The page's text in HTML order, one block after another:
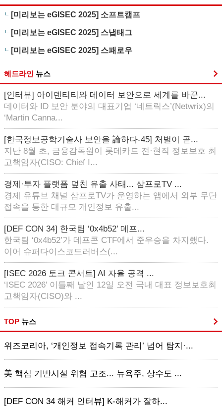
[미리보는 eGISEC 2025] 소프트캠프
[미리보는 eGISEC 2025] 스냅태그
[미리보는 eGISEC 2025] 스패로우
헤드라인 뉴스
[인터뷰] 아이덴티티와 데이터 보안으로 세계를 바꾼...
데이터와 ID 보안 분야의 대표기업 ‘네트릭스’(Netwrix)의
‘Martin Canna...
[한국정보공학기술사 보안을 論하다-45] 처벌이 곧...
지난 8월 초, 금융감독원이 롯데카드 전·현직 정보보호 최
고책임자(CISO: Chief I...
경제·투자 플랫폼 덮친 유출 사태... 삼프로TV ...
경제 유튜브 채널 삼프로TV가 운영하는 앱에서 외부 무단
접속을 통한 대규모 개인정보 유출...
[DEF CON 34] 한국팀 ‘0x4b52’ 데프...
한국팀 ‘0x4b52’가 데프콘 CTF에서 준우승을 차지했다.
이어 슈퍼다이스코드러버스(...
[ISEC 2026 토크 콘서트] AI 자율 공격 ...
‘ISEC 2026’ 이틀째 날인 12일 오전 국내 대표 정보보호최
고책임자(CISO)와 ...
TOP 뉴스
위즈코리아, ‘개인정보 접속기록 관리’ 넘어 탐지·...
美 핵심 기반시설 위협 고조... 뉴욕주, 상수도 ...
[DEF CON 34 해커 인터뷰] K-해커가 잘하...